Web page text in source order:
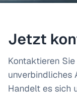
Jetzt
Kontaktieren
unverbindliches
Handelt es sich